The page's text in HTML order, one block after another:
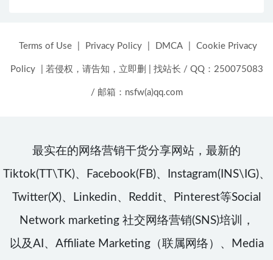
Terms of Use Privacy Policy DMCA Cookie Privacy
Policy 若侵权，请告知，立即删 找站长 / QQ：250075083
/ 邮箱：nsfw(a)qq.com
最实在的网络营销干货分享网站，最新的
Tiktok(TT\TK)、Facebook(FB)、Instagram(INS\IG)、
Twitter(X)、Linkedin、Reddit、Pinterest等Social
Network marketing 社交网络营销(SNS)培训，
以及AI、Affiliate Marketing（联属网络）、Media